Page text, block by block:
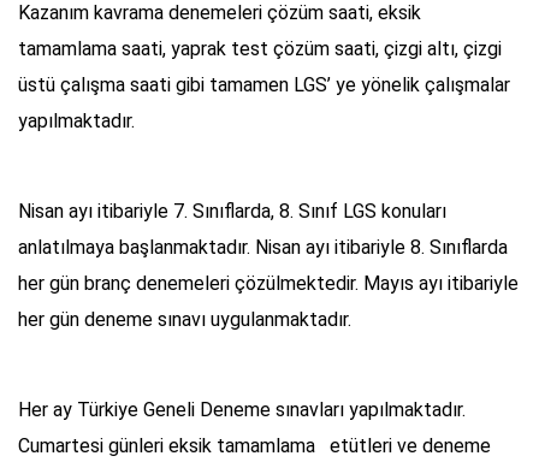
Kazanım kavrama denemeleri çözüm saati, eksik
tamamlama saati, yaprak test çözüm saati, çizgi altı, çizgi
üstü çalışma saati gibi tamamen LGS’ ye yönelik çalışmalar
yapılmaktadır.
Nisan ayı itibariyle 7. Sınıflarda, 8. Sınıf LGS konuları
anlatılmaya başlanmaktadır. Nisan ayı itibariyle 8. Sınıflarda
her gün branç denemeleri çözülmektedir. Mayıs ayı itibariyle
her gün deneme sınavı uygulanmaktadır.
Her ay Türkiye Geneli Deneme sınavları yapılmaktadır.
Cumartesi günleri eksik tamamlama etütleri ve deneme